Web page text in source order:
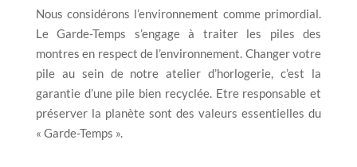
Nous considérons l’environnement comme primordial.
Le Garde-Temps s’engage à traiter les piles des
montres en respect de l’environnement. Changer votre
pile au sein de notre atelier d’horlogerie, c’est la
garantie d’une pile bien recyclée. Etre responsable et
préserver la planète sont des valeurs essentielles du
« Garde-Temps ».